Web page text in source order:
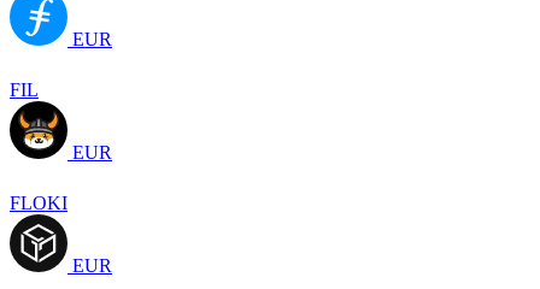
EUR
FIL
EUR
FLOKI
EUR